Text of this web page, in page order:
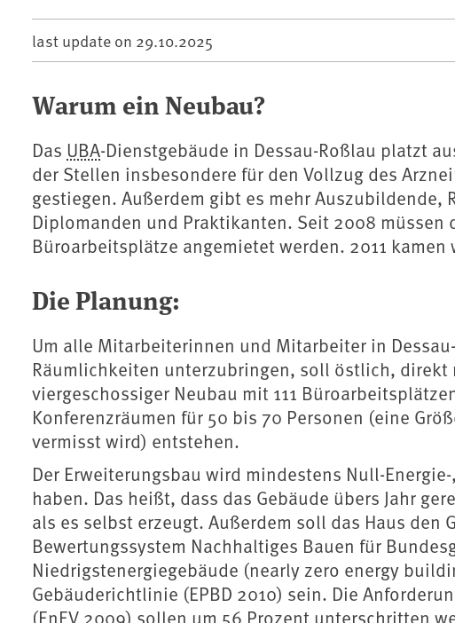
last update on 29.10.2025
Warum ein Neubau?
Das UBA-Dienstgebäude in Dessau-Roßlau platzt
der Stellen insbesondere für den Vollzug des
gestiegen. Außerdem gibt es mehr Auszubildende,
Diplomanden und Praktikanten. Seit 2008 müssen
Büroarbeitsplätze angemietet werden. 2011
Die Planung:
Um alle Mitarbeiterinnen und Mitarbeiter in
Räumlichkeiten unterzubringen, soll östlich, direkt
viergeschossiger Neubau mit 111
Konferenzräumen für 50 bis 70 Personen (eine
vermisst wird) entstehen.
Der Erweiterungsbau wird mindestens Null-
haben. Das heißt, dass das Gebäude übers Jahr
als es selbst erzeugt. Außerdem soll das Haus den
Bewertungssystem Nachhaltiges Bauen für
Niedrigstenergiegebäude (nearly zero energy
Gebäuderichtlinie (EPBD 2010) sein. Die
(EnEV 2009) sollen um 56 Prozent unterschritten